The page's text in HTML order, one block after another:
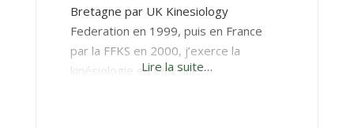
Bretagne par UK Kinesiology
Federation en 1999, puis en France
par la FFKS en 2000, j’exerce la
kinésiologie en tant que
Lire la suite…